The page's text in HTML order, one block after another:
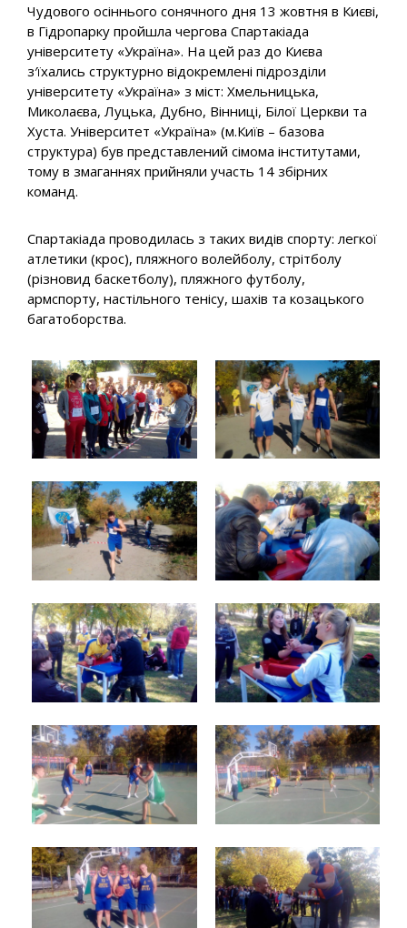
Чудового осіннього сонячного дня 13 жовтня в Києві,
в Гідропарку пройшла чергова Спартакіада
університету «Україна». На цей раз до Києва
з′їхались структурно відокремлені підрозділи
університету «Україна» з міст: Хмельницька,
Миколаєва, Луцька, Дубно, Вінниці, Білої Церкви та
Хуста. Університет «Україна» (м.Київ – базова
структура) був представлений сімома інститутами,
тому в змаганнях прийняли участь 14 збірних
команд.
Спартакіада проводилась з таких видів спорту: легкої
атлетики (крос), пляжного волейболу, стрітболу
(різновид баскетболу), пляжного футболу,
армспорту, настільного тенісу, шахів та козацького
багатоборства.